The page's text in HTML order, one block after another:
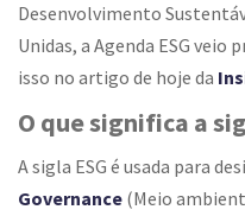
Desenvolvimento
Unidas, a Agenda ESG
isso no artigo de hoje da
O que significa a
A sigla ESG é usada para
Governance (Meio